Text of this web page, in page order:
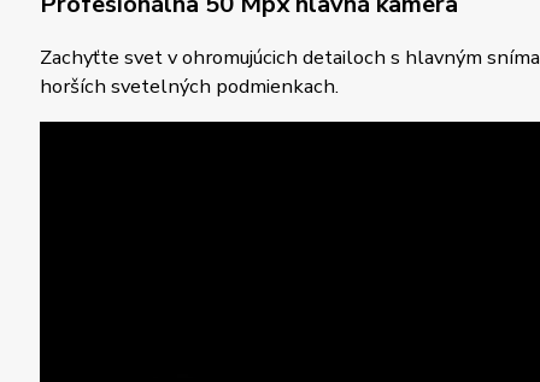
Zachyťte svet v ohromujúcich detailoch s hlavným
horších svetelných podmienkach.